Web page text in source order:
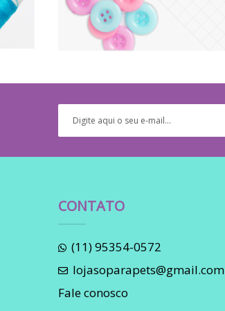
CONTATO
(11) 95354-0572
lojasoparapets@gmail.com
Fale conosco